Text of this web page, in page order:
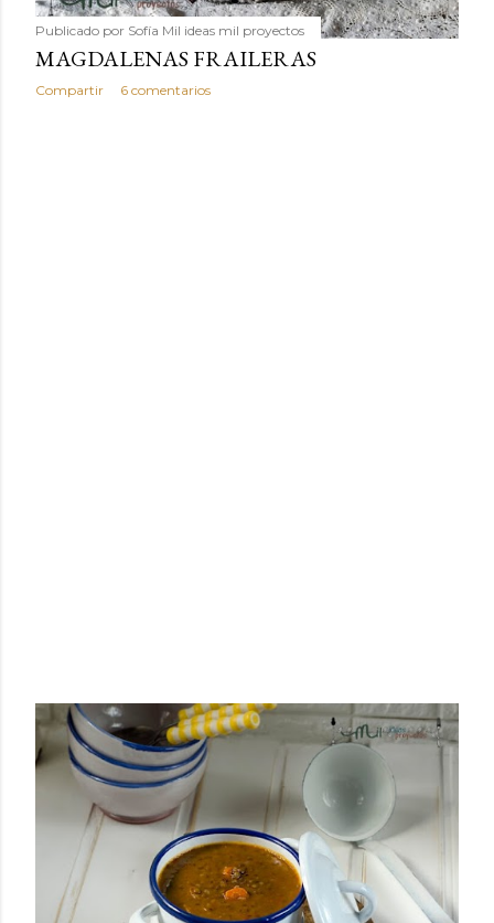
Publicado por Sofía Mil ideas mil proyectos
MAGDALENAS FRAILERAS
Compartir 6 comentarios